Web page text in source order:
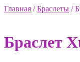
Главная /Браслеты /
Браслет